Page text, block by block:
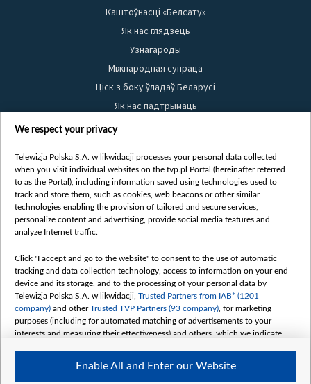
Каштоўнасці «Белсату»
Як нас глядзець
Узнагароды
Міжнародная супраца
Ціск з боку ўладаў Беларусі
Як нас падтрымаць
Правілы выкарыстання матэрыялаў
Бяспека
Youtube
Белсат news
Белсат Shorts
Жэстачайшы мульт
Belsat English
Biełsat PL
Белсат Now
Белсат History
Белсат Music
Белсат Doc
We respect your privacy
Telewizja Polska S.A. w likwidacji processes your personal data collected
when you visit individual websites on the tvp.pl Portal (hereinafter referred
to as the Portal), including information saved using technologies used to
track and store them, such as cookies, web beacons or other similar
technologies enabling the provision of tailored and secure services,
personalize content and advertising, provide social media features and
analyze Internet traffic.
Click "I accept and go to the website" to consent to the use of automatic
tracking and data collection technology, access to information on your end
device and its storage, and to the processing of your personal data by
Telewizja Polska S.A. w likwidacji, Trusted Partners from IAB* (1201
company) and otherTrusted TVP Partners (93 company) , for marketing
purposes (including for automated matching of advertisements to your
interests and measuring their effectiveness) and others, which we indicate
The purposes of processing your data by TVP S.A. w likwidacji are as
follows:
Enable All and Enter our Website